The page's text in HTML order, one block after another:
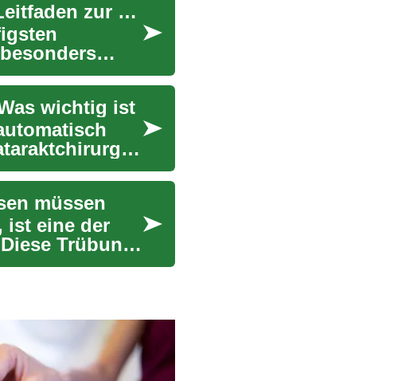
Grauer Star Operation: Ein umfassender Leitfaden zur modernen Kataraktchirurgie
wichtig ist
müssen
ist eine der
Trübung